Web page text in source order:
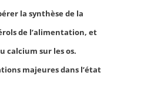
la synthèse de la
de l’alimentation, et
calcium sur les os.
majeures dans l’état